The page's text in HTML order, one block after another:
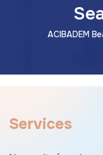
ACIBADEM
Services